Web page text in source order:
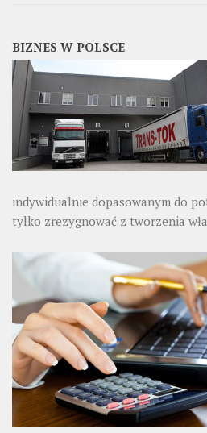
BIZNES W POLSCE
indywidualnie dopasowanym do
tylko zrezygnować z tworzenia